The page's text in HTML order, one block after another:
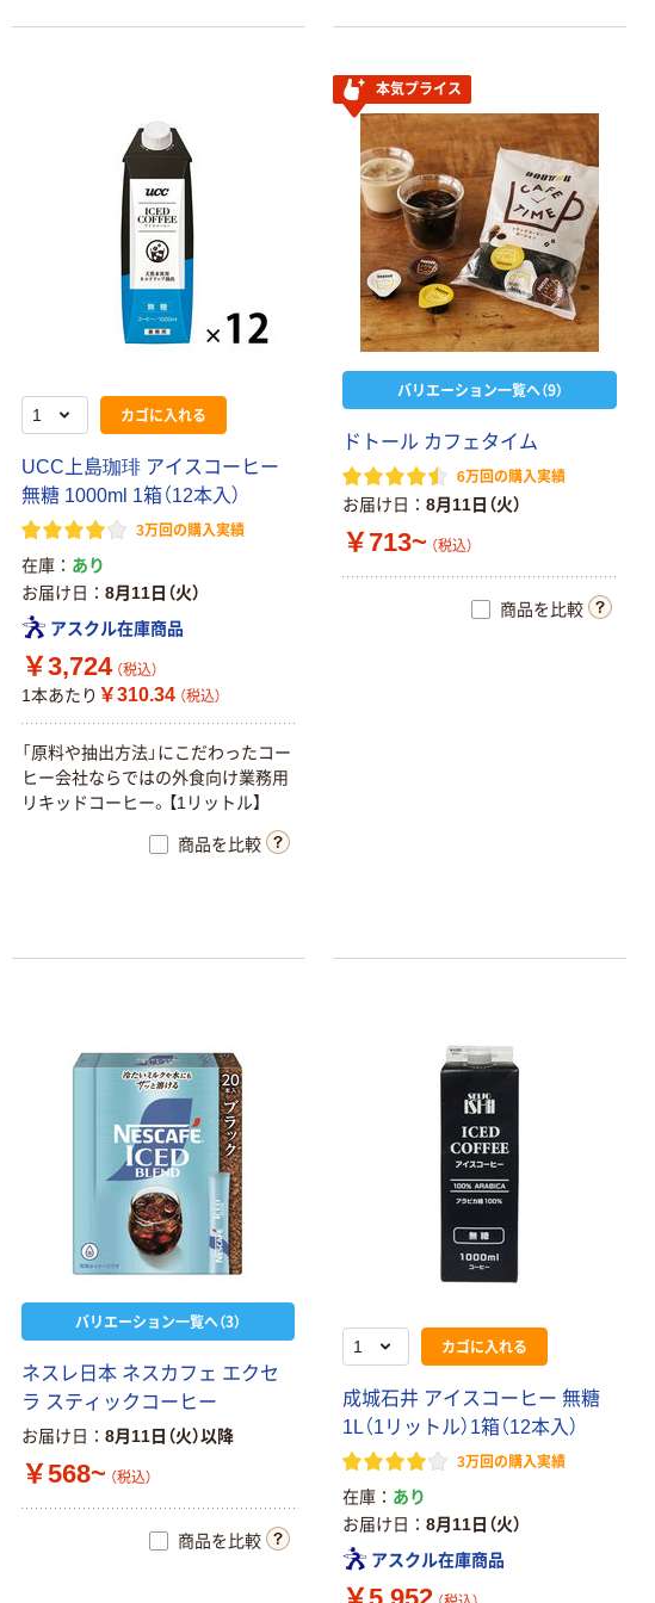
カゴに入れる
UCC上島珈琲 アイスコーヒー
無糖 1000ml 1箱（12本入）
3万回の購入実績
在庫
あり
お届け日
8月11日（火）
アスクル在庫商品
￥3,724 （税込）
1本あたり ￥310.34 （税込）
「原料や抽出方法」にこだわったコー
ヒー会社ならではの外食向け業務用
リキッドコーヒー。【1リットル】
商品を比較
本気プライス
バリエーション一覧へ（9）
ドトール カフェタイム
6万回の購入実績
お届け日 8月11日（火）
￥713~ （税込）
商品を比較
バリエーション一覧へ（3）
ネスレ日本 ネスカフェ エクセ
ラ スティックコーヒー
お届け日 8月11日（火）以降
￥568~ （税込）
商品を比較
カゴに入れる
成城石井 アイスコーヒー 無糖
1L（1リットル）1箱（12本入）
3万回の購入実績
在庫
あり
お届け日
8月11日（火）
アスクル在庫商品